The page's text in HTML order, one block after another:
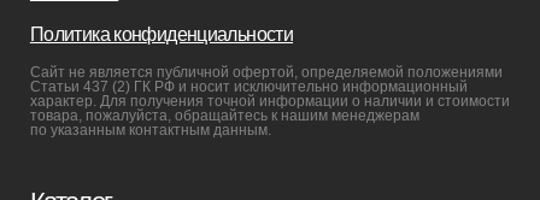
Производство
Реставрация
Бизнесу
Дизайнерам